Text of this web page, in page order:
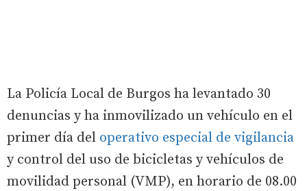
La Policía Local de Burgos ha levantado 30
denuncias y ha inmovilizado un vehículo en el
primer día del operativo especial de vigilancia
y control del uso de bicicletas y vehículos de
movilidad personal (VMP), en horario de 08.00